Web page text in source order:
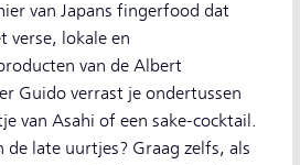
van Japans fingerfood dat
verse, lokale en
van de Albert
Guido verrast je ondertussen
van Asahi of een sake-cocktail.
late uurtjes? Graag zelfs, als